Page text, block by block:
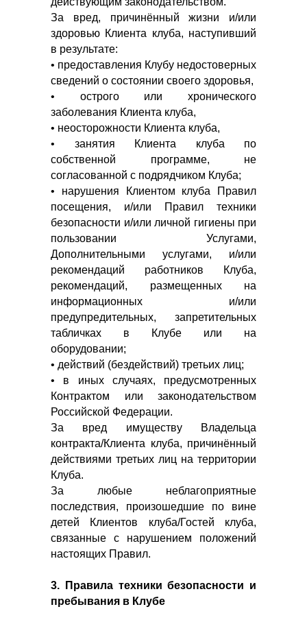
За вред, причинённый жизни и/или
здоровью Клиента клуба, наступивший
в результате:
• предоставления Клубу недостоверных
сведений о состоянии своего здоровья,
• острого или хронического
заболевания Клиента клуба,
• неосторожности Клиента клуба,
• занятия Клиента клуба по
собственной программе, не
согласованной с подрядчиком Клуба;
• нарушения Клиентом клуба Правил
посещения, и/или Правил техники
безопасности и/или личной гигиены при
пользовании Услугами,
Дополнительными услугами, и/или
рекомендаций работников Клуба,
рекомендаций, размещенных на
информационных и/или
предупредительных, запретительных
табличках в Клубе или на
оборудовании;
• действий (бездействий) третьих лиц;
• в иных случаях, предусмотренных
Контрактом или законодательством
Российской Федерации.
За вред имуществу Владельца
контракта/Клиента клуба, причинённый
действиями третьих лиц на территории
Клуба.
За любые неблагоприятные
последствия, произошедшие по вине
детей Клиентов клуба/Гостей клуба,
связанные с нарушением положений
настоящих Правил.
3. Правила техники безопасности и
пребывания в Клубе